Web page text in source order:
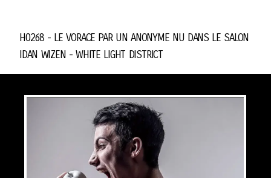
H0268 - Le vorace parUn Anonyme Nu Dans Le Salon
Idan Wizen -White Light District